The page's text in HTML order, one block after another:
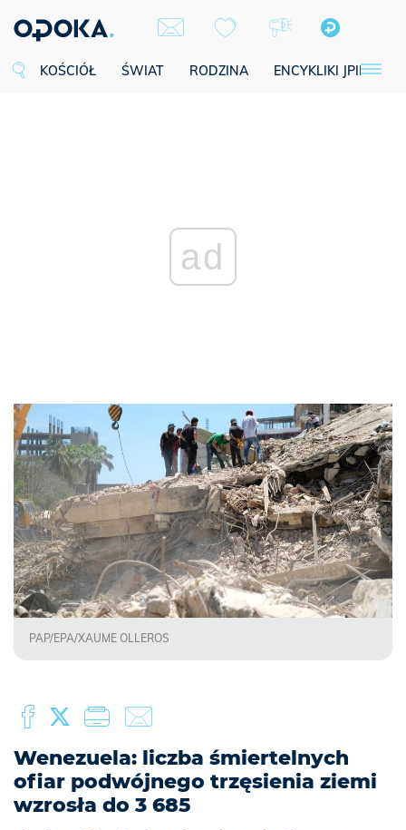
KOŚCIÓŁ ŚWIAT RODZINA ENCYKLIKI JPII
ad
PAP/EPA/XAUME OLLEROS
Wenezuela: liczba śmiertelnych
ofiar podwójnego trzęsienia ziemi
wzrosła do 3 685